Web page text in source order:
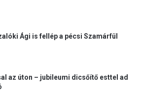
Ági is fellép a pécsi Szamárfül
az úton – jubileumi dicsőítő esttel ad